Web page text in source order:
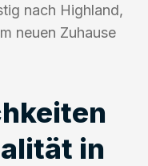
nach Highland,
neuen Zuhause
in